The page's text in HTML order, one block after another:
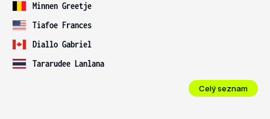
Minnen Greetje
Tiafoe Frances
Diallo Gabriel
Tararudee Lanlana
Celý seznam